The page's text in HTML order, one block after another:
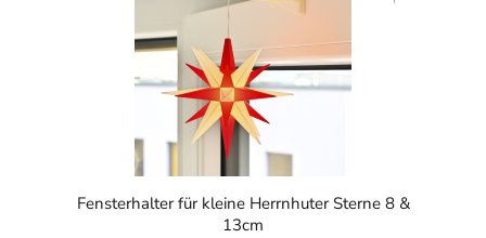
Fensterhalter für kleine Herrnhuter Sterne 8 &
13cm